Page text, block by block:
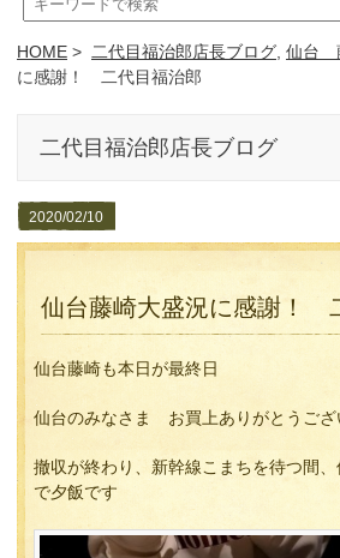
HOME > 二代目福治郎店長ブログ 仙台
に感謝！ 二代目福治郎
二代目福治郎店長ブログ
2020/02/10
仙台藤崎大盛況に感謝！
仙台藤崎も本日が最終日
仙台のみなさま お買上ありがとうござ
撤収が終わり、新幹線こまちを待つ間
で夕飯です